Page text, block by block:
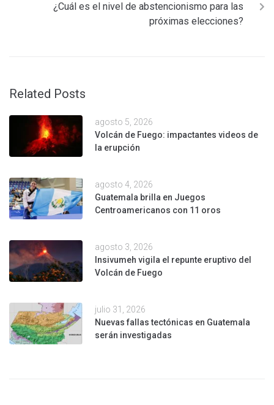
¿Cuál es el nivel de abstencionismo para las
próximas elecciones?
Related Posts
agosto 5, 2026
Volcán de Fuego: impactantes videos de
la erupción
agosto 4, 2026
Guatemala brilla en Juegos
Centroamericanos con 11 oros
agosto 3, 2026
Insivumeh vigila el repunte eruptivo del
Volcán de Fuego
julio 31, 2026
Nuevas fallas tectónicas en Guatemala
serán investigadas